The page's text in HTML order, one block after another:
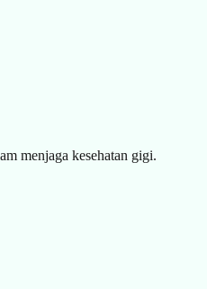
menjaga kesehatan gigi.